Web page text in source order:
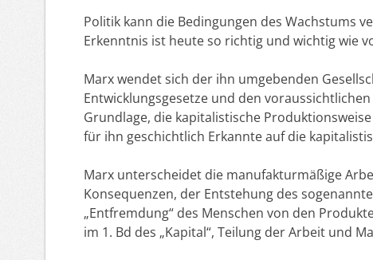
Politik kann die Bedingungen des Wachstums
Erkenntnis ist heute so richtig und wichtig wie
Marx wendet sich der ihn umgebenden
Entwicklungsgesetze und den
Grundlage, die kapitalistische
für ihn geschichtlich Erkannte auf die
Marx unterscheidet die manufakturmäßige
Konsequenzen, der Entstehung des
„Entfremdung“ des Menschen von den
im 1. Bd des „Kapital“, Teilung der Arbeit und